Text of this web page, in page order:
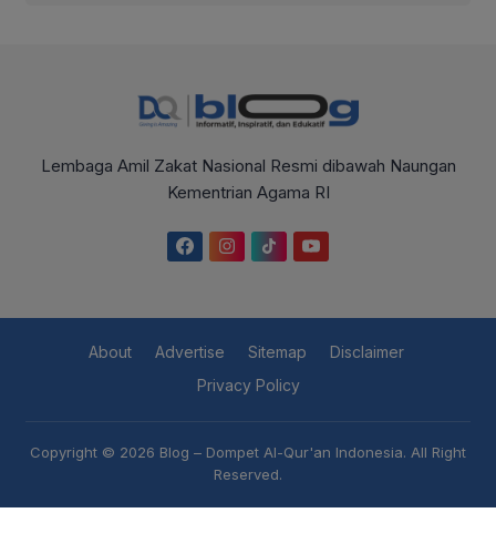
Lembaga Amil Zakat Nasional Resmi dibawah Naungan
Kementrian Agama RI
About Advertise Sitemap
Disclaimer
Privacy Policy
Copyright © 2026 Blog – Dompet Al-Qur'an Indonesia. All Right
Reserved.